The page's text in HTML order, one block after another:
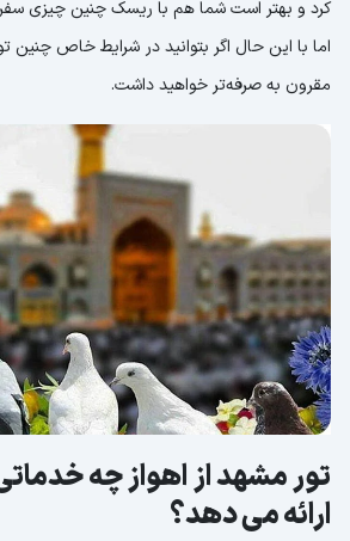
کرد و بهتر است شما هم با ریسک چنین چیزی
اما با این حال اگر بتوانید در شرایط خاص چنین
مقرون به صرفه‌تر خواهید داشت.
تور مشهد از اهواز چه
ارائه می دهد؟